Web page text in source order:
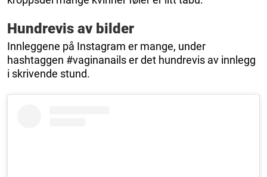
Hundrevis av bilder
Innleggene på Instagram er mange, under
hashtaggen #vaginanails er det hundrevis av innlegg
i skrivende stund.